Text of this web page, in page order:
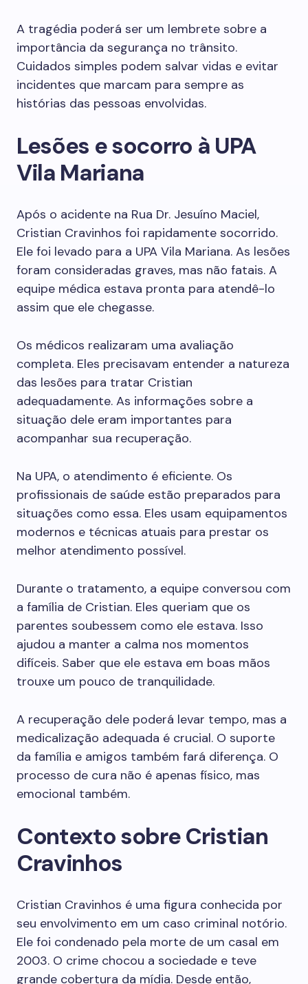
A tragédia poderá ser um lembrete sobre a
importância da segurança no trânsito.
Cuidados simples podem salvar vidas e evitar
incidentes que marcam para sempre as
histórias das pessoas envolvidas.
Lesões e socorro à UPA
Vila Mariana
Após o acidente na Rua Dr. Jesuíno Maciel,
Cristian Cravinhos foi rapidamente socorrido.
Ele foi levado para a UPA Vila Mariana. As lesões
foram consideradas graves, mas não fatais. A
equipe médica estava pronta para atendê-lo
assim que ele chegasse.
Os médicos realizaram uma avaliação
completa. Eles precisavam entender a natureza
das lesões para tratar Cristian
adequadamente. As informações sobre a
situação dele eram importantes para
acompanhar sua recuperação.
Na UPA, o atendimento é eficiente. Os
profissionais de saúde estão preparados para
situações como essa. Eles usam equipamentos
modernos e técnicas atuais para prestar os
melhor atendimento possível.
Durante o tratamento, a equipe conversou com
a família de Cristian. Eles queriam que os
parentes soubessem como ele estava. Isso
ajudou a manter a calma nos momentos
difíceis. Saber que ele estava em boas mãos
trouxe um pouco de tranquilidade.
A recuperação dele poderá levar tempo, mas a
medicalização adequada é crucial. O suporte
da família e amigos também fará diferença. O
processo de cura não é apenas físico, mas
emocional também.
Contexto sobre Cristian
Cravinhos
Cristian Cravinhos é uma figura conhecida por
seu envolvimento em um caso criminal notório.
Ele foi condenado pela morte de um casal em
2003. O crime chocou a sociedade e teve
grande cobertura da mídia. Desde então,